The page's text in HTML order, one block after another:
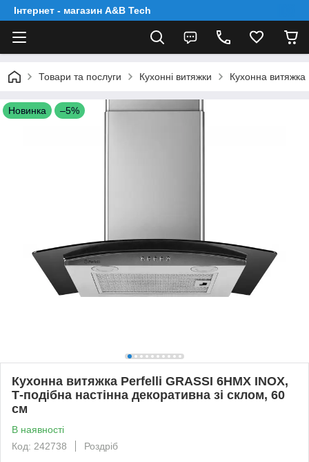
Інтернет - магазин A&B Tech
Товари та послуги Кухонні витяжки Кухонна
Новинка –5%
Кухонна витяжка Perfelli GRASSI 6HMX INOX,
Т-подібна настінна декоративна зі склом, 60
см
В наявності
Код: 242738
Роздріб